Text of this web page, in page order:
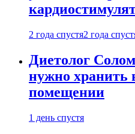
2 года спустя2 года
Диетолог
нужно хранить
помещении
1 день спустя